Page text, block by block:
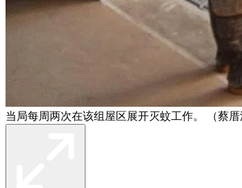
当局每周两次在该组屋区展开灭蚊工作。 （蔡厝